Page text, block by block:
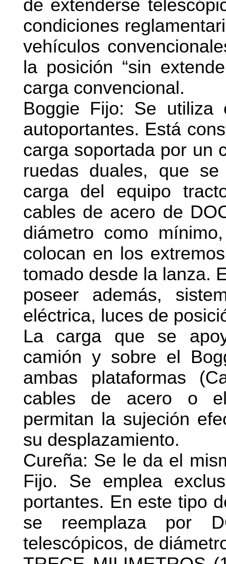
de extenderse
condiciones
vehículos
la posición “sin
carga convencional.
Boggie Fijo: Se utiliza
autoportantes. Está
carga soportada por un
ruedas duales, que
carga del equipo
cables de acero de
diámetro como
colocan en los
tomado desde la lanza.
poseer además,
eléctrica, luces de
La carga que se
camión y sobre el
ambas plataformas
cables de acero o
permitan la sujeción
su desplazamiento.
Cureña: Se le da el
Fijo. Se emplea
portantes. En este tipo
se reemplaza por
telescópicos, de